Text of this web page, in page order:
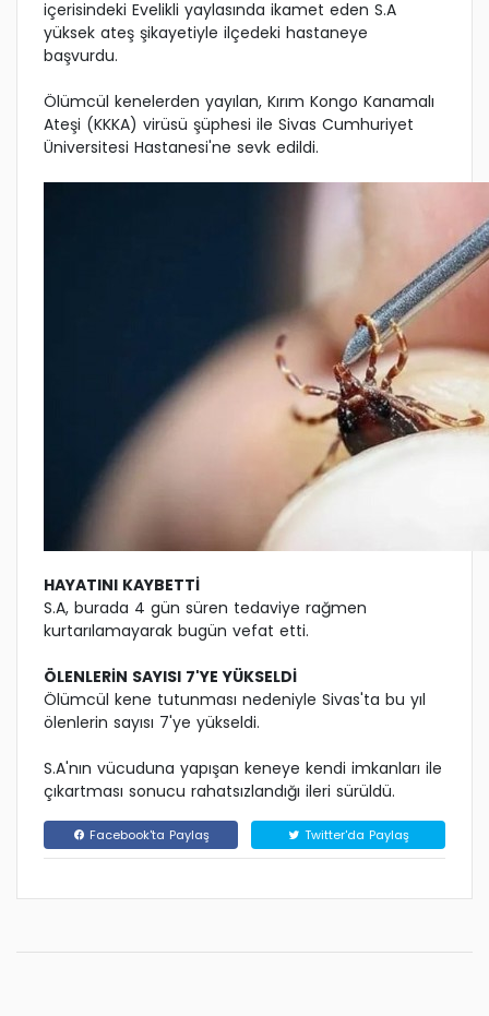
içerisindeki Evelikli yaylasında ikamet eden S.A
yüksek ateş şikayetiyle ilçedeki hastaneye
başvurdu.
Ölümcül kenelerden yayılan, Kırım Kongo Kanamalı
Ateşi (KKKA) virüsü şüphesi ile Sivas Cumhuriyet
Üniversitesi Hastanesi'ne sevk edildi.
HAYATINI KAYBETTİ
S.A, burada 4 gün süren tedaviye rağmen
kurtarılamayarak bugün vefat etti.
ÖLENLERİN SAYISI 7'YE YÜKSELDİ
Ölümcül kene tutunması nedeniyle Sivas'ta bu yıl
ölenlerin sayısı 7'ye yükseldi.
S.A'nın vücuduna yapışan keneye kendi imkanları ile
çıkartması sonucu rahatsızlandığı ileri sürüldü.
Facebook'ta Paylaş Twitter'da Paylaş